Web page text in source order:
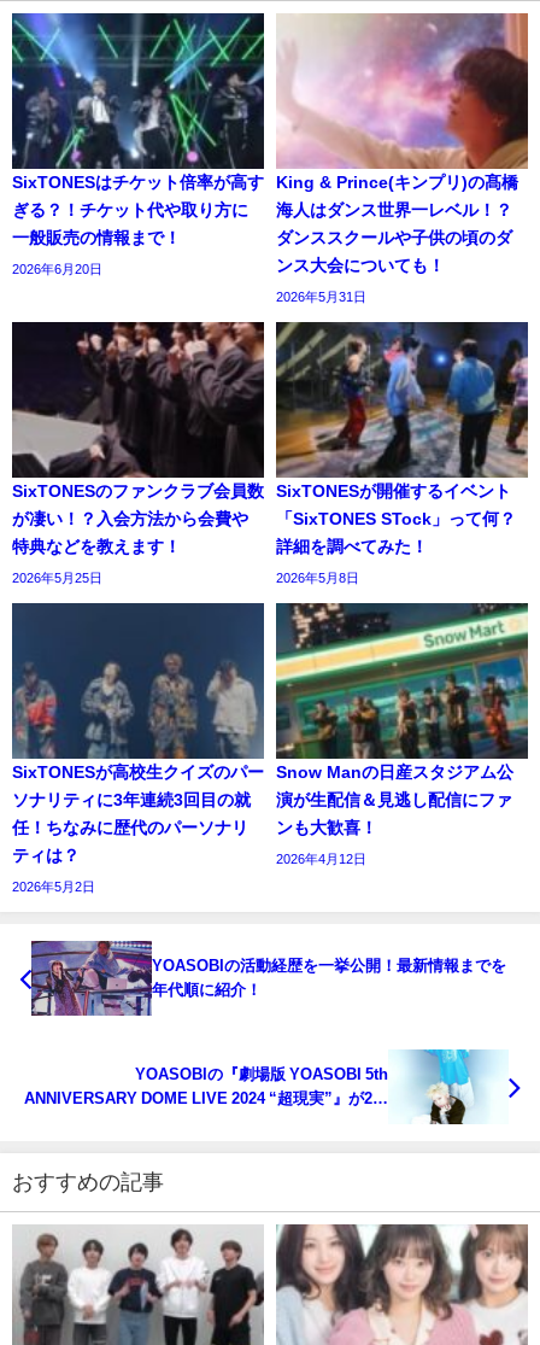
SixTONESはチケット倍率が高す
ぎる？！チケット代や取り方に
一般販売の情報まで！
2026年6月20日
King & Prince(キンプリ)の髙橋
海人はダンス世界一レベル！？
ダンススクールや子供の頃のダ
ンス大会についても！
2026年5月31日
SixTONESのファンクラブ会員数
が凄い！？入会方法から会費や
特典などを教えます！
2026年5月25日
SixTONESが開催するイベント
「SixTONES STock」って何？
詳細を調べてみた！
2026年5月8日
SixTONESが高校生クイズのパー
ソナリティに3年連続3回目の就
任！ちなみに歴代のパーソナリ
ティは？
2026年5月2日
Snow Manの日産スタジアム公
演が生配信＆見逃し配信にファ
ンも大歓喜！
2026年4月12日
YOASOBIの活動経歴を一挙公開！最新情報までを
年代順に紹介！
YOASOBIの『劇場版 YOASOBI 5th
ANNIVERSARY DOME LIVE 2024 “超現実”』が2月
おすすめの記事